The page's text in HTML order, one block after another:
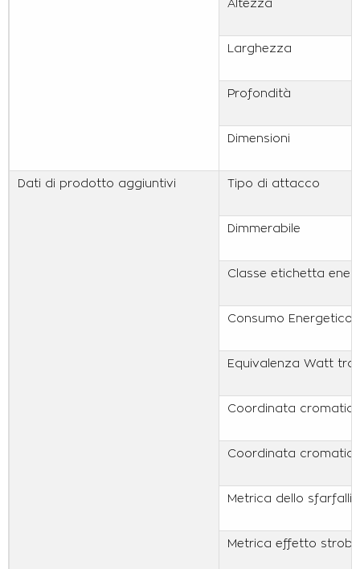
Altezza
Larghezza
Profondità
Dimensioni
Dati di prodotto aggiuntivi Tipo di attacco
Dimmerabile
Classe etichetta
Consumo Energetico
Equivalenza Watt
Coordinata
Coordinata
Metrica dello
Metrica effetto